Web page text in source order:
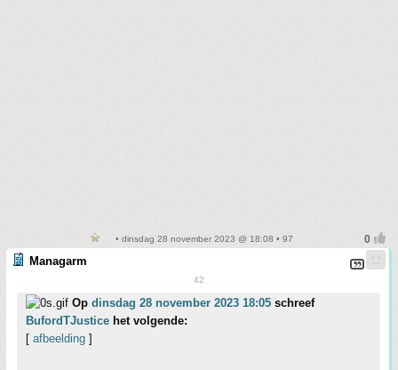
• dinsdag 28 november 2023 @ 18:08 • 97
Managarm
42
Op dinsdag 28 november 2023 18:05 schreef
BufordTJustice het volgende:
[ afbeelding ]